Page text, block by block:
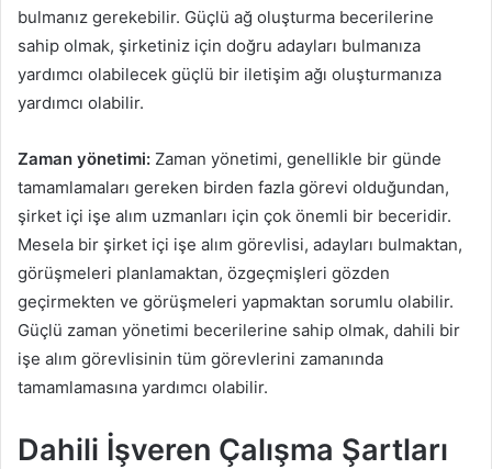
bulmanız gerekebilir. Güçlü ağ oluşturma becerilerine
sahip olmak, şirketiniz için doğru adayları bulmanıza
yardımcı olabilecek güçlü bir iletişim ağı oluşturmanıza
yardımcı olabilir.
Zaman yönetimi: Zaman yönetimi, genellikle bir günde
tamamlamaları gereken birden fazla görevi olduğundan,
şirket içi işe alım uzmanları için çok önemli bir beceridir.
Mesela bir şirket içi işe alım görevlisi, adayları bulmaktan,
görüşmeleri planlamaktan, özgeçmişleri gözden
geçirmekten ve görüşmeleri yapmaktan sorumlu olabilir.
Güçlü zaman yönetimi becerilerine sahip olmak, dahili bir
işe alım görevlisinin tüm görevlerini zamanında
tamamlamasına yardımcı olabilir.
Dahili İşveren Çalışma Şartları